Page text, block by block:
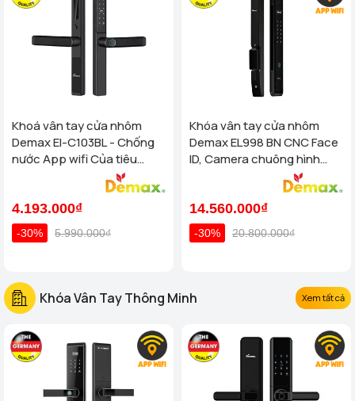
Khoá vân tay cửa nhôm
Demax El-C103BL - Chống
nước App wifi Của tiêu
4.193.000₫
-30% 5.990.000₫
Khóa vân tay cửa nhôm
Demax EL998 BN CNC Face
ID, Camera chuông hình
chống nước của tiêu chuẩn
14.560.000₫
-30% 20.800.000₫
Khóa Vân Tay Thông Minh Xem tất cả